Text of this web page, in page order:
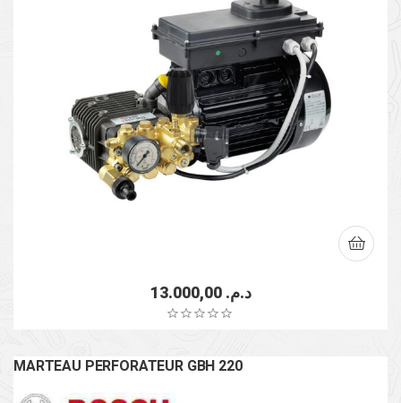
د.م.13.000,00
MARTEAU PERFORATEUR GBH 220